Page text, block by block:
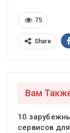
75
Share
Вам
10
сервисов для